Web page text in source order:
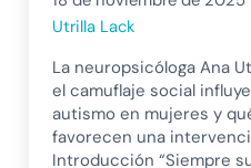
Utrilla Lack
La neuropsicóloga Ana
el camuflaje social
autismo en mujeres y
favorecen una
Introducción “Siempre